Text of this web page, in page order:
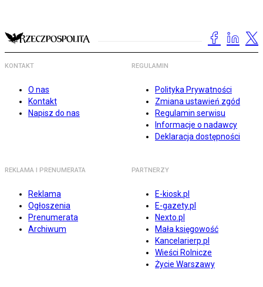
KONTAKT
O nas
Kontakt
Napisz do nas
REGULAMIN
Polityka Prywatności
Zmiana ustawień zgód
Regulamin serwisu
Informacje o nadawcy
Deklaracja dostępności
REKLAMA I PRENUMERATA
Reklama
Ogłoszenia
Prenumerata
Archiwum
PARTNERZY
E-kiosk.pl
E-gazety.pl
Nexto.pl
Mała księgowość
Kancelarierp.pl
Wieści Rolnicze
Życie Warszawy